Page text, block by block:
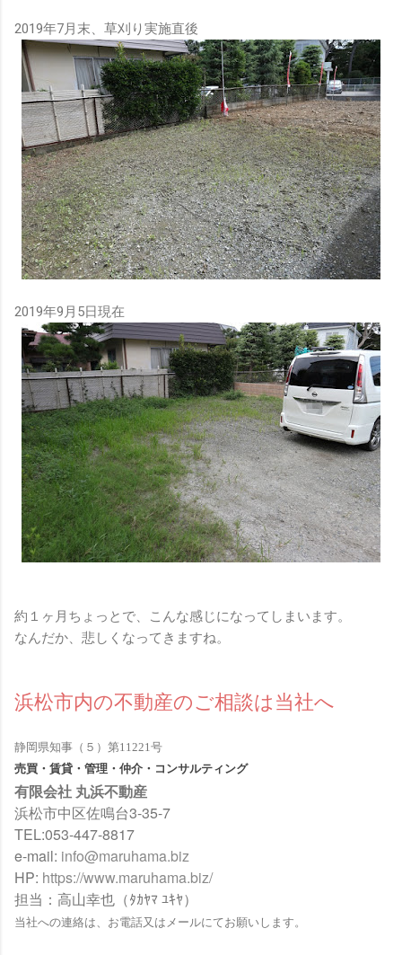
2019年7月末、草刈り実施直後
2019年9月5日現在
約１ヶ月ちょっとで、こんな感じになってしまいます。
なんだか、悲しくなってきますね。
浜松市内の不動産のご相談は当社へ
静岡県知事（５）第11221号
売買・賃貸・管理・仲介・コンサルティング
有限会社 丸浜不動産
浜松市中区佐鳴台3-35-7
TEL:053-447-8817
e-mail: info@maruhama.biz
HP: https://www.maruhama.biz/
担当：高山幸也（ﾀｶﾔﾏ ﾕｷﾔ）
当社への連絡は、お電話又はメールにてお願いします。